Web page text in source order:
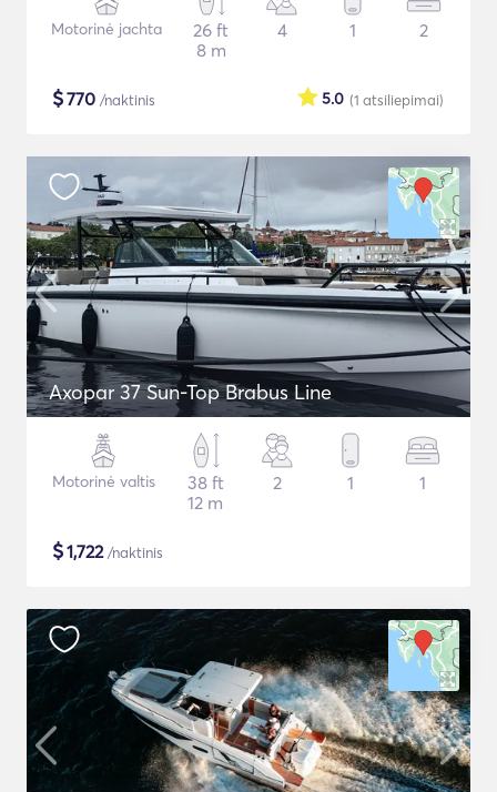
Motorinė jachta
26 ft
8 m
4 1 2
$770 /naktinis (1 atsiliepimai)
5.0
Axopar 37 Sun-Top Brabus Line
Motorinė valtis
38 ft
12 m
2 1 1
$1,722/naktinis